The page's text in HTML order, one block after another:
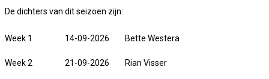
De dichters van dit seizoen zijn:
Week 1 14-09-2026 Bette Westera
Week 2 21-09-2026 Rian Visser